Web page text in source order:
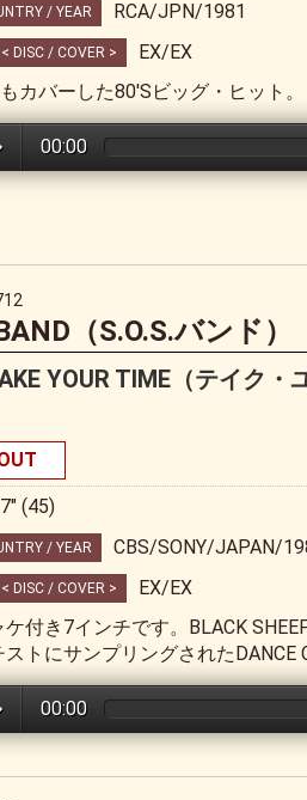
/ YEAR RCA/JPN/1981
DISC / COVER >
EX/EX
カバーした80'Sビッグ・ヒット。
00:00
（S.O.S.バンド）
YOUR TIME（テイク・
7" (45)
/ YEAR CBS/SONY/JAPAN/
DISC / COVER >
EX/EX
付き7インチです。BLACK
トにサンプリングされたDANCE
00:00